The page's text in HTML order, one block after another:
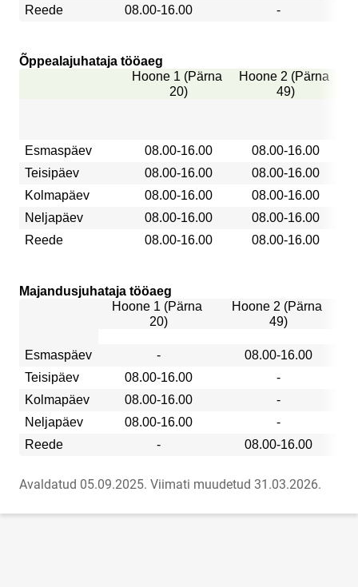
Reede
08.00-16.00 -
Õppealajuhataja tööaeg
Hoone 1 (Pärna
20)
Hoone 2 (Pärna
49)
Esmaspäev 08.00-16.00
08.00-16.00
Teisipäev
08.00-16.00
08.00-16.00
Kolmapäev
08.00-16.00
08.00-16.00
Neljapäev
08.00-16.00
08.00-16.00
Reede
08.00-16.00 08.00-16.00
Majandusjuhataja tööaeg
Hoone 1 (Pärna
20)
Hoone 2 (Pärna
49)
Esmaspäev -
08.00-16.00
Teisipäev
08.00-16.00
-
Kolmapäev
08.00-16.00
-
Neljapäev
08.00-16.00
-
Reede
- 08.00-16.00
Avaldatud 05.09.2025. Viimati muudetud 31.03.2026.